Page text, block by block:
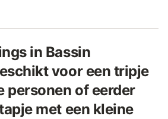
in Bassin
voor een tripje
personen of eerder
met een kleine